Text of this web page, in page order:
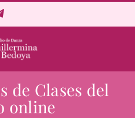
Online
de Clases del
online